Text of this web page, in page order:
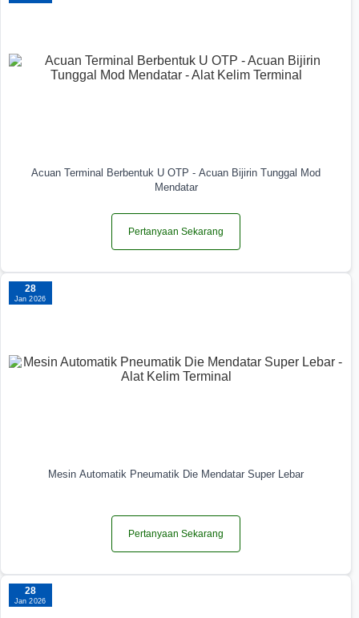
Acuan Terminal Berbentuk U OTP - Acuan Bijirin Tunggal Mod
Mendatar
Pertanyaan Sekarang
28
Jan 2026
Mesin Automatik Pneumatik Die Mendatar Super Lebar
Pertanyaan Sekarang
28
Jan 2026